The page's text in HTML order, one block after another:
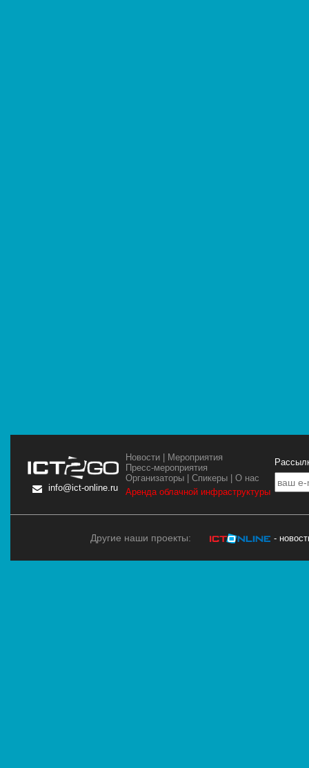
info@ict-online.ru
Новости
Мероприятия
Пресс-мероприятия
Организаторы |Спикеры |О нас
Аренда облачной инфраструктуры
Другие наши проекты: -